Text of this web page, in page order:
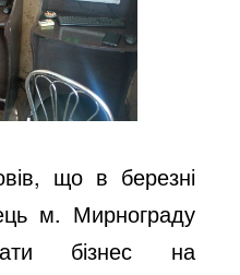
що в березні
м. Мирнограду
бізнес на